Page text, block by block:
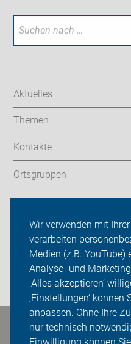
Wir verwenden mit
verarbeiten
Medien (z.B.
Analyse- und
‚Alles akzeptieren‘
‚Einstellungen‘ können
anpassen. Ohne Ihre
nur technisch
Aktuelles
Themen
Kontakte
Ortsgruppen
ADFC Aachen/Düren
Sei dabei
Presse
Login
Bleiben Sie in Kontakt